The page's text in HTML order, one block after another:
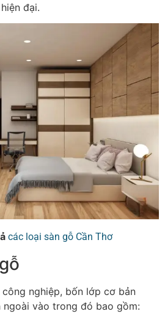
đại.
các loại sàn gỗ Cần Thơ
nghiệp, bốn lớp cơ bản
vào trong đó bao gồm: